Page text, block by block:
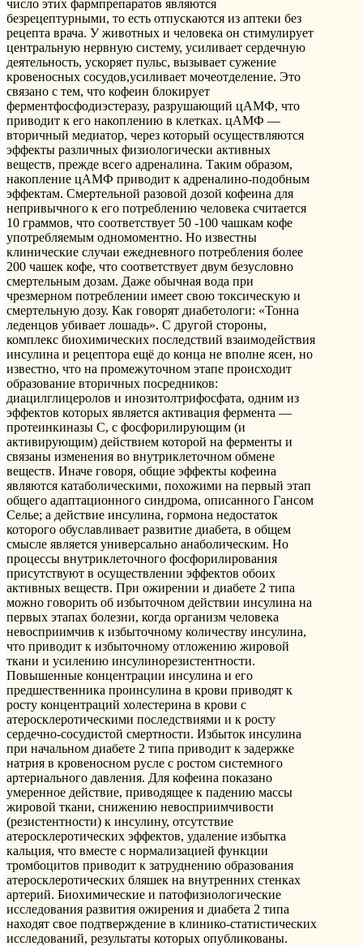
число этих фармпрепаратов являются
безрецептурными, то есть отпускаются из аптеки без
рецепта врача. У животных и человека он стимулирует
центральную нервную систему, усиливает сердечную
деятельность, ускоряет пульс, вызывает сужение
кровеносных сосудов,усиливает мочеотделение. Это
связано с тем, что кофеин блокирует
ферментфосфодиэстеразу, разрушающий цАМФ, что
приводит к его накоплению в клетках. цАМФ —
вторичный медиатор, через который осуществляются
эффекты различных физиологически активных
веществ, прежде всего адреналина. Таким образом,
накопление цАМФ приводит к адреналино-подобным
эффектам. Смертельной разовой дозой кофеина для
непривычного к его потреблению человека считается
10 граммов, что соответствует 50 -100 чашкам кофе
употребляемым одномоментно. Но известны
клинические случаи ежедневного потребления более
200 чашек кофе, что соответствует двум безусловно
смертельным дозам. Даже обычная вода при
чрезмерном потреблении имеет свою токсическую и
смертельную дозу. Как говорят диабетологи: «Тонна
леденцов убивает лошадь». С другой стороны,
комплекс биохимических последствий взаимодействия
инсулина и рецептора ещё до конца не вполне ясен, но
известно, что на промежуточном этапе происходит
образование вторичных посредников:
диацилглицеролов и инозитолтрифосфата, одним из
эффектов которых является активация фермента —
протеинкиназы С, с фосфорилирующим (и
активирующим) действием которой на ферменты и
связаны изменения во внутриклеточном обмене
веществ. Иначе говоря, общие эффекты кофеина
являются катаболическими, похожими на первый этап
общего адаптационного синдрома, описанного Гансом
Селье; а действие инсулина, гормона недостаток
которого обуславливает развитие диабета, в общем
смысле является универсально анаболическим. Но
процессы внутриклеточного фосфорилирования
присутствуют в осуществлении эффектов обоих
активных веществ. При ожирении и диабете 2 типа
можно говорить об избыточном действии инсулина на
первых этапах болезни, когда организм человека
невосприимчив к избыточному количеству инсулина,
что приводит к избыточному отложению жировой
ткани и усилению инсулинорезистентности.
Повышенные концентрации инсулина и его
предшественника проинсулина в крови приводят к
росту концентраций холестерина в крови с
атеросклеротическими последствиями и к росту
сердечно-сосудистой смертности. Избыток инсулина
при начальном диабете 2 типа приводит к задержке
натрия в кровеносном русле с ростом системного
артериального давления. Для кофеина показано
умеренное действие, приводящее к падению массы
жировой ткани, снижению невосприимчивости
(резистентности) к инсулину, отсутствие
атеросклеротических эффектов, удаление избытка
кальция, что вместе с нормализацией функции
тромбоцитов приводит к затруднению образования
атеросклеротических бляшек на внутренних стенках
артерий. Биохимические и патофизиологические
исследования развития ожирения и диабета 2 типа
находят свое подтверждение в клинико-статистических
исследований, результаты которых опубликованы.